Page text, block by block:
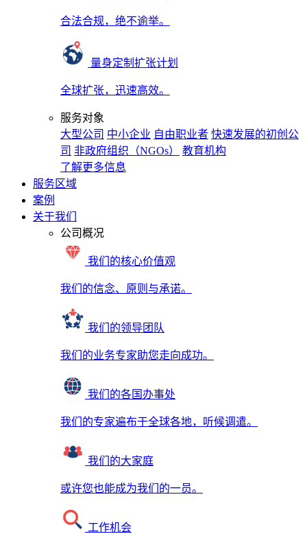
合法合规，绝不逾举。
量身定制扩张计划
全球扩张，迅速高效。
服务对象
大型公司 中小企业 自由职业者 快速发展的初创公
司 非政府组织（NGOs）
教育机构
了解更多信息
服务区域
案例
关于我们
公司概况
我们的核心价值观
我们的信念、原则与承诺。
我们的领导团队
我们的业务专家助您走向成功。
我们的各国办事处
我们的专家遍布于全球各地，听候调遣。
我们的大家庭
或许您也能成为我们的一员。
工作机会